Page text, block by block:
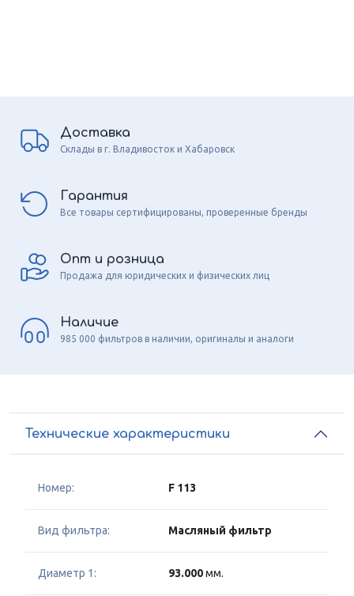
Доставка
Склады в г. Владивосток и Хабаровск
Гарантия
Все товары сертифицированы, проверенные бренды
Опт и розница
Продажа для юридических и физических лиц
Наличие
985 000 фильтров в наличии, оригиналы и аналоги
Технические характеристики
Номер: F 113
Вид фильтра: Масляный фильтр
Диаметр 1: 93.000мм.